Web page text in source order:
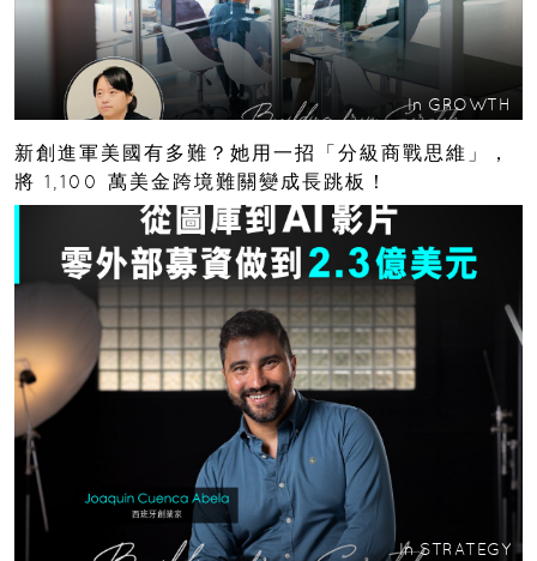
In GROWTH
新創進軍美國有多難？她用一招「分級商戰思維」，
將 1,100 萬美金跨境難關變成長跳板！
In STRATEGY